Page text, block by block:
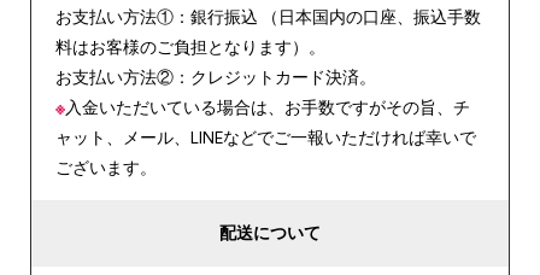
お支払い方法①：銀行振込 （日本国内の口座、振込手数
料はお客様のご負担となります）。
お支払い方法②：クレジットカード決済。
※入金いただいている場合は、お手数ですがその旨、チ
ャット、メール、LINEなどでご一報いただければ幸いで
ございます。
配送について